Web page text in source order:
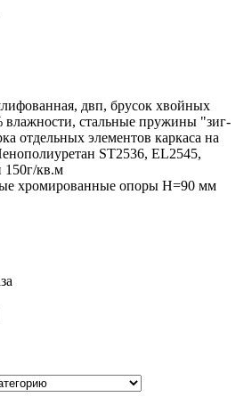
двп, брусок хвойных
влажности, стальные пружины "зиг-
отдельных элементов каркаса на
ST2536, EL2545,
150г/кв.м
хромированные опоры Н=90 мм